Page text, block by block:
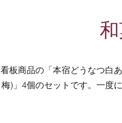
看板商品の「本宿どうなつ白
梅)」4個のセットです。一度